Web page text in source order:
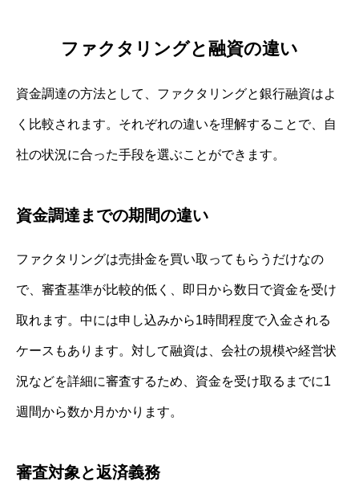
ファクタリングと融資の違い
資金調達の方法として、ファクタリングと銀行融資はよ
く比較されます。それぞれの違いを理解することで、自
社の状況に合った手段を選ぶことができます。
資金調達までの期間の違い
ファクタリングは売掛金を買い取ってもらうだけなの
で、審査基準が比較的低く、即日から数日で資金を受け
取れます。中には申し込みから1時間程度で入金される
ケースもあります。対して融資は、会社の規模や経営状
況などを詳細に審査するため、資金を受け取るまでに1
週間から数か月かかります。
審査対象と返済義務